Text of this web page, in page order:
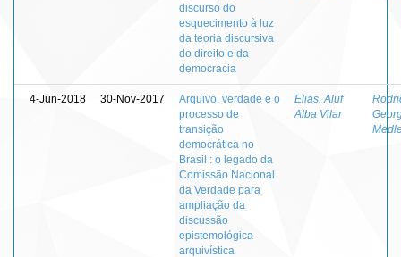
discurso do
esquecimento à luz
da teoria discursiva
do direito e da
democracia
4-Jun-2018 30-Nov-2017
Arquivo, verdade e o
processo de
transição
democrática no
Brasil : o legado da
Comissão Nacional
da Verdade para
ampliação da
discussão
epistemológica
arquivística
Elias, Aluf
Alba Vilar